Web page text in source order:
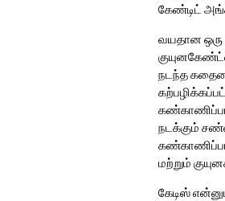
கேண்டிட்
வயதான ஒரு
நடந்த
நடக்கும்
மற்றும்
கேடிஸ்